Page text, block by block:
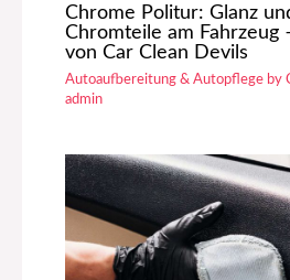
Chrome Politur: Glanz
Chromteile am Fahrzeug
von Car Clean Devils
Autoaufbereitung & Autopflege by
admin